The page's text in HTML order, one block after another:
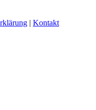
| Kontakt